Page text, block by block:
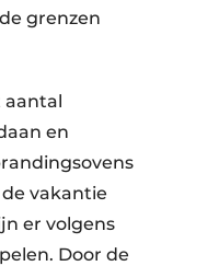
grenzen
aantal
en
vakantie
er volgens
Door de